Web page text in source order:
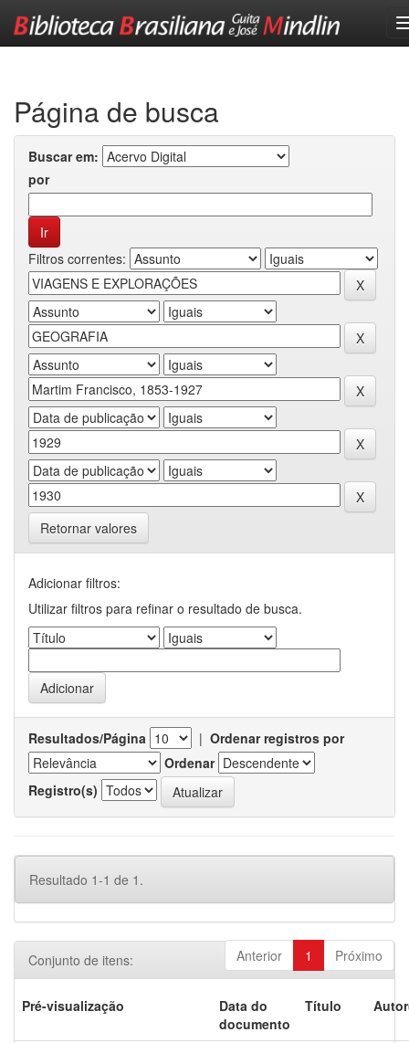
Página de busca
Buscar em:
por
Filtros correntes:
Retornar valores
Adicionar filtros:
Utilizar filtros para refinar o resultado de busca.
Resultados/Página | Ordenar registros por
Ordenar
Registro(s)
Resultado 1-1 de 1.
Anterior 1 Próximo
Conjunto de itens:
Pré-visualização
Data do
documento
Título